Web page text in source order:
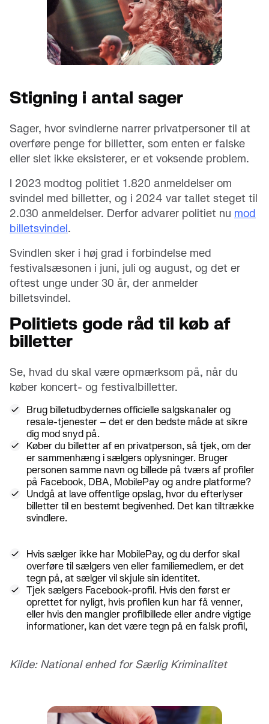
Stigning i antal sager
Sager, hvor svindlerne narrer privatpersoner til at
overføre penge for billetter, som enten er falske
eller slet ikke eksisterer, er et voksende problem.
I 2023 modtog politiet 1.820 anmeldelser om
svindel med billetter, og i 2024 var tallet steget til
2.030 anmeldelser. Derfor advarer politiet nu mod
billetsvindel.
Svindlen sker i høj grad i forbindelse med
festivalsæsonen i juni, juli og august, og det er
oftest unge under 30 år, der anmelder
billetsvindel.
Politiets gode råd til køb af
billetter
Se, hvad du skal være opmærksom på, når du
køber koncert- og festivalbilletter.
Brug billetudbydernes officielle salgskanaler og
resale-tjenester – det er den bedste måde at sikre
dig mod snyd på.
Køber du billetter af en privatperson, så tjek, om der
er sammenhæng i sælgers oplysninger. Bruger
personen samme navn og billede på tværs af profiler
på Facebook, DBA, MobilePay og andre platforme?
Undgå at lave offentlige opslag, hvor du efterlyser
billetter til en bestemt begivenhed. Det kan tiltrække
svindlere.
Hvis sælger ikke har MobilePay, og du derfor skal
overføre til sælgers ven eller familiemedlem, er det
tegn på, at sælger vil skjule sin identitet.
Tjek sælgers Facebook-profil. Hvis den først er
oprettet for nyligt, hvis profilen kun har få venner,
eller hvis den mangler profilbillede eller andre vigtige
informationer, kan det være tegn på en falsk profil,
Kilde: National enhed for Særlig Kriminalitet